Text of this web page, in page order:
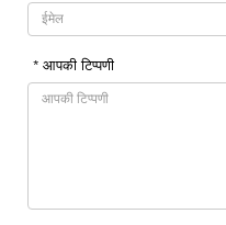
* आपकी टिप्पणी